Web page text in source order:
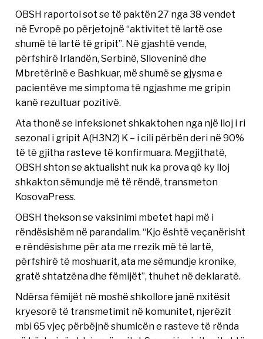
OBSH raportoi sot se të paktën 27 nga 38 vendet
në Evropë po përjetojnë “aktivitet të lartë ose
shumë të lartë të gripit”. Në gjashtë vende,
përfshirë Irlandën, Serbinë, Slloveninë dhe
Mbretërinë e Bashkuar, më shumë se gjysma e
pacientëve me simptoma të ngjashme me gripin
kanë rezultuar pozitivë.
Ata thonë se infeksionet shkaktohen nga një lloj i ri
sezonal i gripit A(H3N2) K – i cili përbën deri në 90%
të të gjitha rasteve të konfirmuara. Megjithatë,
OBSH shton se aktualisht nuk ka prova që ky lloj
shkakton sëmundje më të rëndë, transmeton
KosovaPress.
OBSH thekson se vaksinimi mbetet hapi më i
rëndësishëm në parandalim. “Kjo është veçanërisht
e rëndësishme për ata me rrezik më të lartë,
përfshirë të moshuarit, ata me sëmundje kronike,
gratë shtatzëna dhe fëmijët”, thuhet në deklaratë.
Ndërsa fëmijët në moshë shkollore janë nxitësit
kryesorë të transmetimit në komunitet, njerëzit
mbi 65 vjeç përbëjnë shumicën e rasteve të rënda